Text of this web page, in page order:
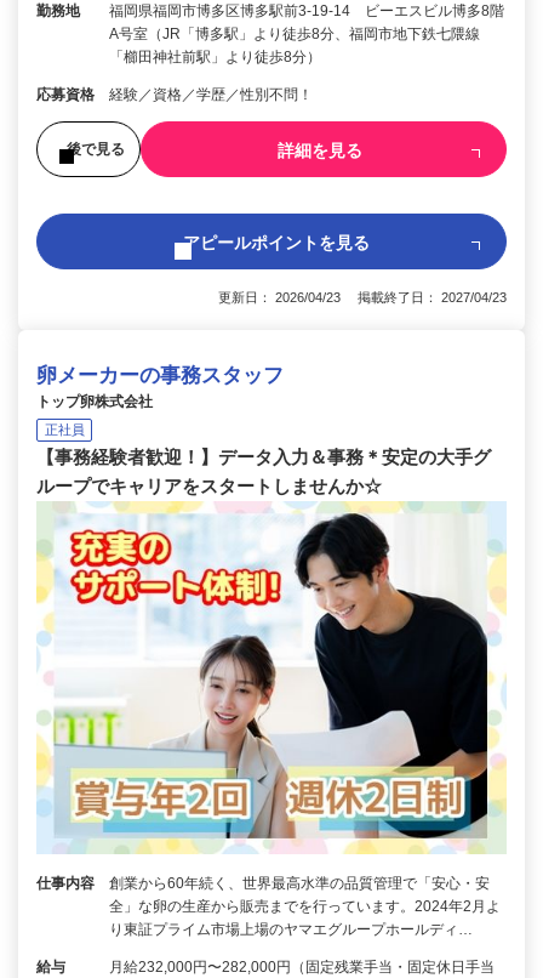
勤務地
福岡県福岡市博多区博多駅前3-19-14 ビーエスビル博多8階
A号室（JR「博多駅」より徒歩8分、福岡市地下鉄七隈線
「櫛田神社前駅」より徒歩8分）
応募資格 経験／資格／学歴／性別不問！
後で見る 詳細を見る
アピールポイントを見る
更新日： 2026/04/23 掲載終了日： 2027/04/23
卵メーカーの事務スタッフ
トップ卵株式会社
正社員
【事務経験者歓迎！】データ入力＆事務＊安定の大手グ
ループでキャリアをスタートしませんか☆
仕事内容
創業から60年続く、世界最高水準の品質管理で「安心・安
全」な卵の生産から販売までを行っています。2024年2月よ
り東証プライム市場上場のヤマエグループホールディ…
給与
月給232,000円〜282,000円（固定残業手当・固定休日手当